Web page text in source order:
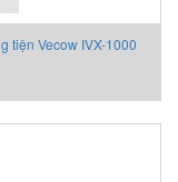
tiện Vecow IVX-1000